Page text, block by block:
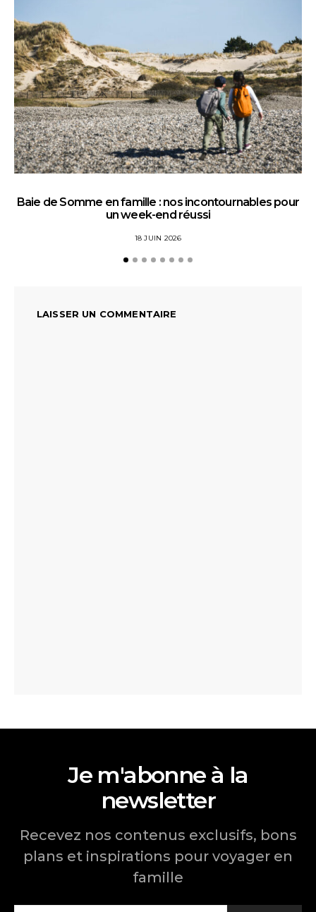
Baie de Somme en famille : nos incontournables pour
un week-end réussi
18 JUIN 2026
LAISSER UN COMMENTAIRE
Je m'abonne à la
newsletter
Recevez nos contenus exclusifs, bons
plans et inspirations pour voyager en
famille